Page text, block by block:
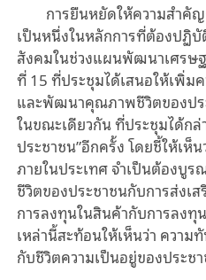
การยืนหยัดให้ความสำคั
เป็นหนึ่งในหลักการที่ต้องปฏิ
สังคมในช่วงแผนพัฒนาเศรษ
ที่ 15 ที่ประชุมได้เสนอให้เพิ่ม
และพัฒนาคุณภาพชีวิตของปร
ในขณะเดียวกัน ที่ประชุมได้กล่
ประชาชน”อีกครั้ง โดยชี้ให้เห็
ภายในประเทศ จำเป็นต้องบู
ชีวิตของประชาชนกับการส่งเ
การลงทุนในสินค้ากับการลงทุ
เหล่านี้สะท้อนให้เห็นว่า ควา
กับชีวิตความเป็นอยู่ของประช